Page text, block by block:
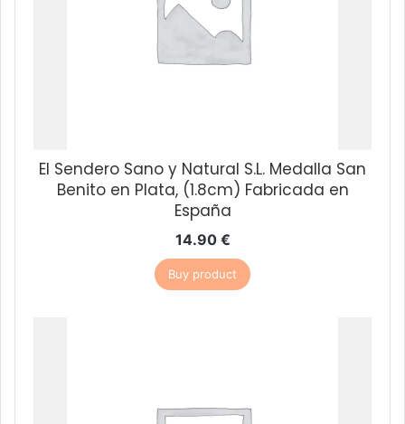
El Sendero Sano y Natural S.L. Medalla San
Benito en Plata, (1.8cm) Fabricada en
España
14.90 €
Buy product